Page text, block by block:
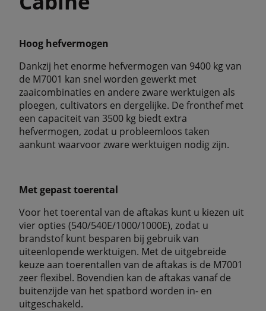
Hoog hefvermogen
Dankzij het enorme hefvermogen van 9400 kg van
de M7001 kan snel worden gewerkt met
zaaicombinaties en andere zware werktuigen als
ploegen, cultivators en dergelijke. De fronthef met
een capaciteit van 3500 kg biedt extra
hefvermogen, zodat u probleemloos taken
aankunt waarvoor zware werktuigen nodig zijn.
Met gepast toerental
Voor het toerental van de aftakas kunt u kiezen uit
vier opties (540/540E/1000/1000E), zodat u
brandstof kunt besparen bij gebruik van
uiteenlopende werktuigen. Met de uitgebreide
keuze aan toerentallen van de aftakas is de M7001
zeer flexibel. Bovendien kan de aftakas vanaf de
buitenzijde van het spatbord worden in- en
uitgeschakeld.